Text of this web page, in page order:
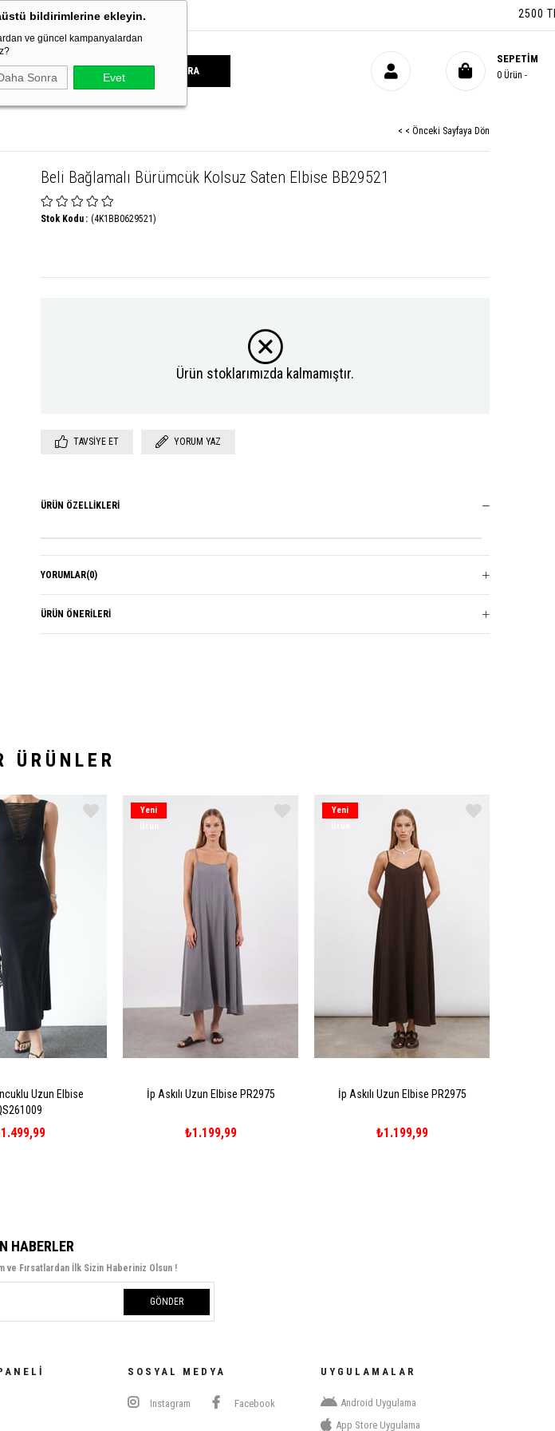
bildirimlerine ekleyin.
ve güncel kampanyalardan
Sonra Evet
2500 TL
SEPETIM
0 Ürün
< < Önceki Sayfaya Dön
Beli Bağlamalı Bürümcük Kolsuz Saten Elbise BB29521
(4K1BB0629521)
Stok Kodu
Ürün stoklarımızda kalmamıştır.
TAVSIYE ET YORUM YAZ
ÜRÜN ÖZELLIKLERI
YORUMLAR(0)
ÜRÜN ÖNERILERI
ÜRÜNLER
Uzun Elbise
İp Askılı Uzun Elbise PR2975
₺1.199,99
Yeni
İp Askılı Uzun Elbise PR2975
₺1.199,99
Yeni
HABERLER
ve Fırsatlardan İlk Sizin Haberiniz Olsun !
GÖNDER
SOSYAL MEDYA
Instagram Facebook
UYGULAMALAR
Android Uygulama
App Store Uygulama